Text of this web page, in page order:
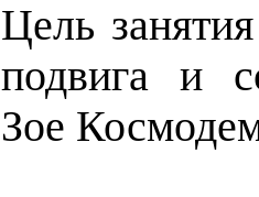
Цель
подвига и
Зое